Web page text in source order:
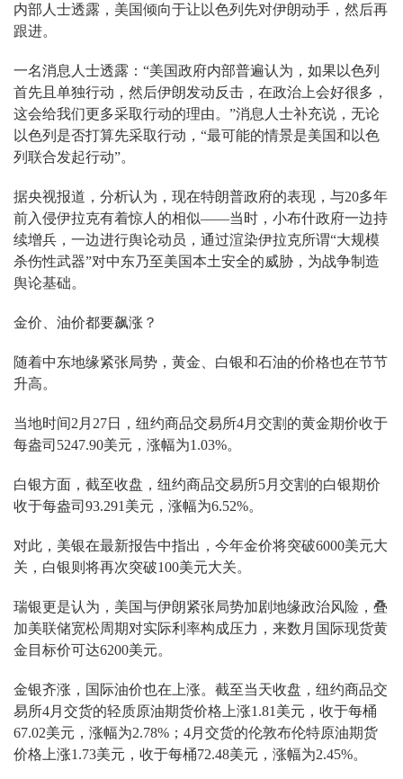
内部人士透露，美国倾向于让以色列先对伊朗动手，然后再
跟进。
一名消息人士透露：“美国政府内部普遍认为，如果以色列
首先且单独行动，然后伊朗发动反击，在政治上会好很多，
这会给我们更多采取行动的理由。”消息人士补充说，无论
以色列是否打算先采取行动，“最可能的情景是美国和以色
列联合发起行动”。
据央视报道，分析认为，现在特朗普政府的表现，与20多年
前入侵伊拉克有着惊人的相似——当时，小布什政府一边持
续增兵，一边进行舆论动员，通过渲染伊拉克所谓“大规模
杀伤性武器”对中东乃至美国本土安全的威胁，为战争制造
舆论基础。
金价、油价都要飙涨？
随着中东地缘紧张局势，黄金、白银和石油的价格也在节节
升高。
当地时间2月27日，纽约商品交易所4月交割的黄金期价收于
每盎司5247.90美元，涨幅为1.03%。
白银方面，截至收盘，纽约商品交易所5月交割的白银期价
收于每盎司93.291美元，涨幅为6.52%。
对此，美银在最新报告中指出，今年金价将突破6000美元大
关，白银则将再次突破100美元大关。
瑞银更是认为，美国与伊朗紧张局势加剧地缘政治风险，叠
加美联储宽松周期对实际利率构成压力，来数月国际现货黄
金目标价可达6200美元。
金银齐涨，国际油价也在上涨。截至当天收盘，纽约商品交
易所4月交货的轻质原油期货价格上涨1.81美元，收于每桶
67.02美元，涨幅为2.78%；4月交货的伦敦布伦特原油期货
价格上涨1.73美元，收于每桶72.48美元，涨幅为2.45%。